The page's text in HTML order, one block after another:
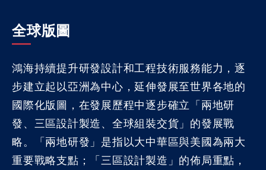
全球版圖
鴻海持續提升研發設計和工程技術服務能力，逐
步建立起以亞洲為中心，延伸發展至世界各地的
國際化版圖，在發展歷程中逐步確立「兩地研
發、三區設計製造、全球組裝交貨」的發展戰
略。「兩地研發」是指以大中華區與美國為兩大
重要戰略支點；「三區設計製造」的佈局重點，